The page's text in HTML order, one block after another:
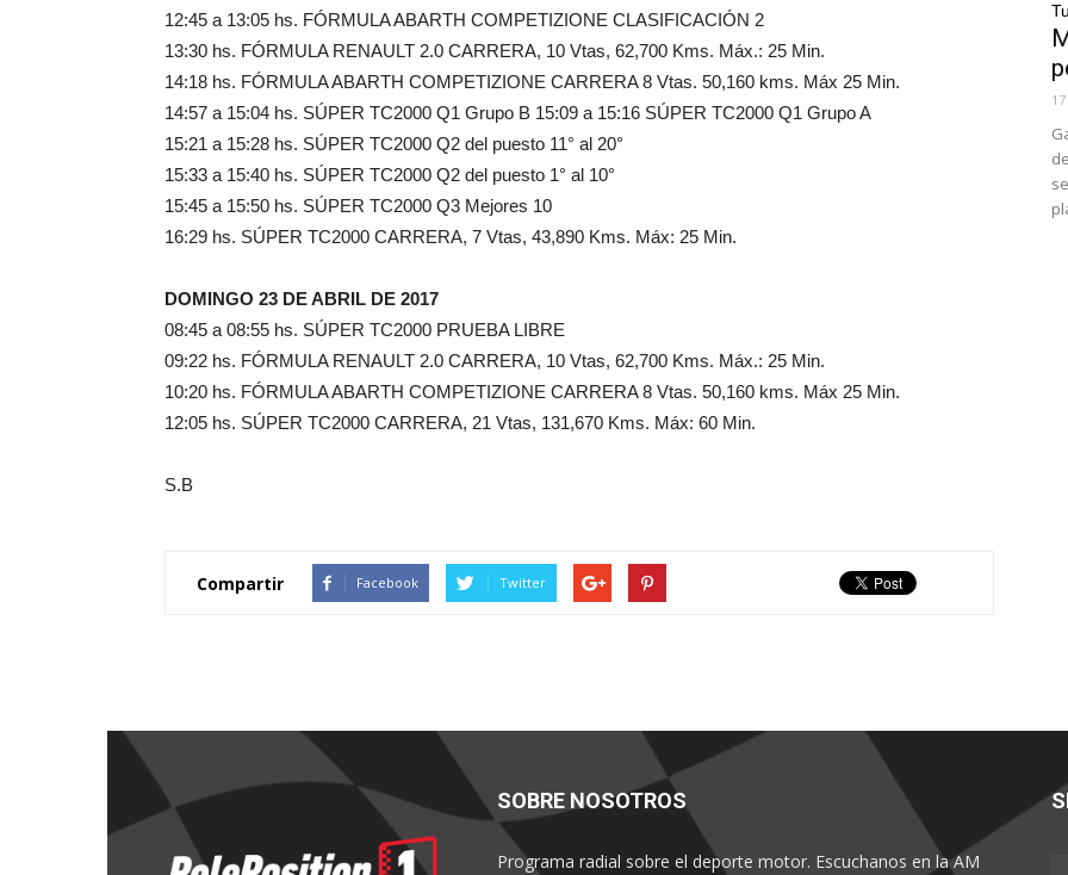
12:45 a 13:05 hs. FÓRMULA ABARTH COMPETIZIONE CLASIFICACIÓN 2
13:30 hs. FÓRMULA RENAULT 2.0 CARRERA, 10 Vtas, 62,700 Kms. Máx.: 25 Min.
14:18 hs. FÓRMULA ABARTH COMPETIZIONE CARRERA 8 Vtas. 50,160 kms. Máx 25 Min.
14:57 a 15:04 hs. SÚPER TC2000 Q1 Grupo B 15:09 a 15:16 SÚPER TC2000 Q1 Grupo A
15:21 a 15:28 hs. SÚPER TC2000 Q2 del puesto 11° al 20°
15:33 a 15:40 hs. SÚPER TC2000 Q2 del puesto 1° al 10°
15:45 a 15:50 hs. SÚPER TC2000 Q3 Mejores 10
16:29 hs. SÚPER TC2000 CARRERA, 7 Vtas, 43,890 Kms. Máx: 25 Min.
DOMINGO 23 DE ABRIL DE 2017
08:45 a 08:55 hs. SÚPER TC2000 PRUEBA LIBRE
09:22 hs. FÓRMULA RENAULT 2.0 CARRERA, 10 Vtas, 62,700 Kms. Máx.: 25 Min.
10:20 hs. FÓRMULA ABARTH COMPETIZIONE CARRERA 8 Vtas. 50,160 kms. Máx 25 Min.
12:05 hs. SÚPER TC2000 CARRERA, 21 Vtas, 131,670 Kms. Máx: 60 Min.
S.B
Compartir Facebook Twitter
SOBRE NOSOTROS
Programa radial sobre el deporte motor. Escuchanos en la AM